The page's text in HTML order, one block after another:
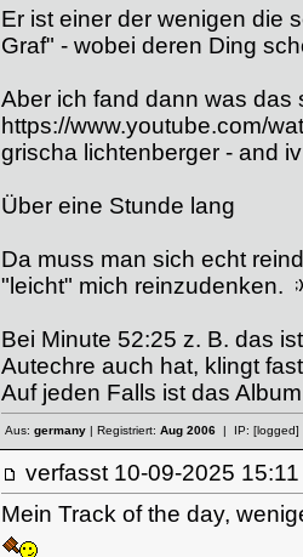
Er ist einer der wenigen die
Graf" - wobei deren Ding
Aber ich fand dann was das
https://www.youtube.com/
grischa lichtenberger - and
Über eine Stunde lang
Da muss man sich echt
"leicht" mich reinzudenken.
Bei Minute 52:25 z. B. das
Autechre auch hat, klingt
Auf jeden Falls ist das
Aus: germany| Registriert: Aug 2006| IP: [logged]
verfasst 10-09-2025
Mein Track of the day,